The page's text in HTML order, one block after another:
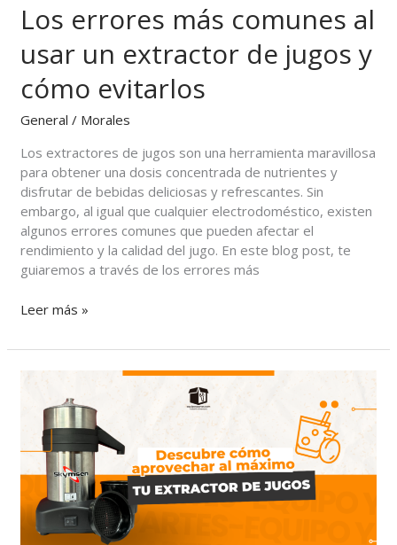
Los errores más comunes al
usar un extractor de jugos y
cómo evitarlos
General / Morales
Los extractores de jugos son una herramienta maravillosa
para obtener una dosis concentrada de nutrientes y
disfrutar de bebidas deliciosas y refrescantes. Sin
embargo, al igual que cualquier electrodoméstico, existen
algunos errores comunes que pueden afectar el
rendimiento y la calidad del jugo. En este blog post, te
guiaremos a través de los errores más
evitarlos
Leer más »
Consejos
aprovechar
máximo
tu
extractor
de
jugos